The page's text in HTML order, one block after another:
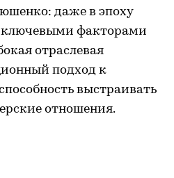
даже в эпоху
ключевыми факторами
отраслевая
подход к
выстраивать
отношения.